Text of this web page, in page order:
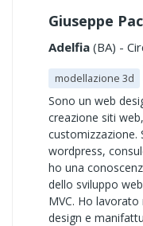
Giuseppe
Adelfia (BA) -
modellazione 3d
Sono un web
creazione siti
customizzazione.
wordpress,
ho una
dello sviluppo
MVC. Ho
design e